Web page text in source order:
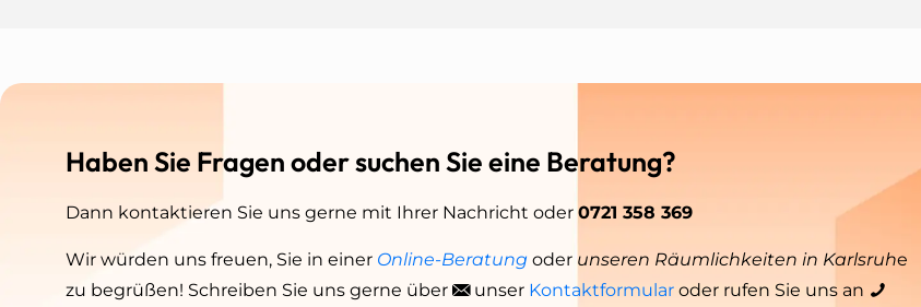
Haben Sie Fragen oder suchen Sie eine Beratung?
Dann kontaktieren Sie uns gerne mit Ihrer Nachricht oder 0721 358 369
Wir würden uns freuen, Sie in einer Online-Beratung oder unseren Räumlichkeiten in Karlsruhe
zu begrüßen! Schreiben Sie uns gerne über
unser Kontaktformular oder rufen Sie uns an